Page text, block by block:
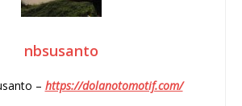
nbsusanto
– https://dolanotomotif.com/